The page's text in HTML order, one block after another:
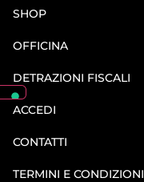
SHOP
OFFICINA
DETRAZIONI FISCALI
ACCEDI
CONTATTI
TERMINI E CONDIZIONI